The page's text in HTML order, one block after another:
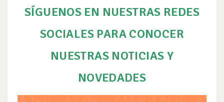
SÍGUENOS EN NUESTRAS REDES
SOCIALES PARA CONOCER
NUESTRAS NOTICIAS Y
NOVEDADES